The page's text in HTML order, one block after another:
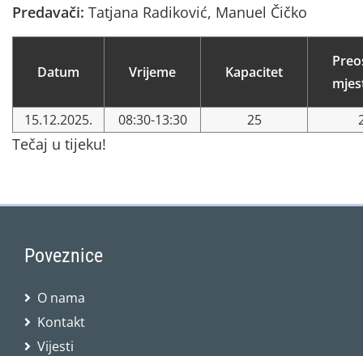
Predavači: Tatjana Radiković, Manuel Čičko
Datum Vrijeme Kapacitet
15.12.2025. 08:30-13:30 25
Tečaj u tijeku!
Poveznice
O nama
Kontakt
Vijesti